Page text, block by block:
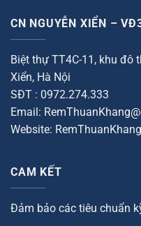
CN NGUYỄN XIỂN –
Biệt thự TT4C-11, khu đô
Xiển, Hà Nội
SĐT : 0972.274.333
Email:
Website:
CAM KẾT
Đảm bảo các tiêu chuẩn